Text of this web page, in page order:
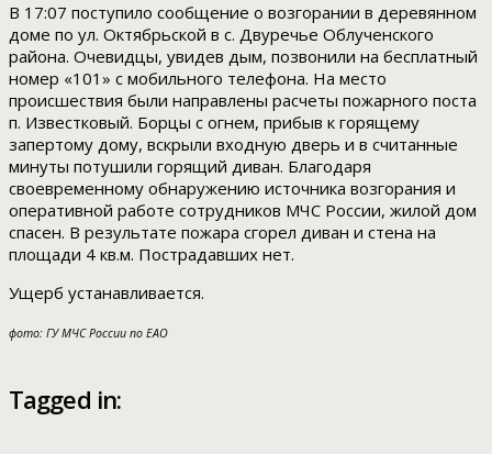
В 17:07 поступило сообщение о возгорании в деревянном
доме по ул. Октябрьской в с. Двуречье Облученского
района. Очевидцы, увидев дым, позвонили на бесплатный
номер «101» с мобильного телефона. На место
происшествия были направлены расчеты пожарного поста
п. Известковый. Борцы с огнем, прибыв к горящему
запертому дому, вскрыли входную дверь и в считанные
минуты потушили горящий диван. Благодаря
своевременному обнаружению источника возгорания и
оперативной работе сотрудников МЧС России, жилой дом
спасен. В результате пожара сгорел диван и стена на
площади 4 кв.м. Пострадавших нет.
Ущерб устанавливается.
фото: ГУ МЧС России по ЕАО
Tagged in: